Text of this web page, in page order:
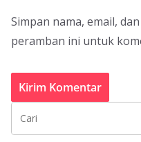
Simpan nama, email,
peramban ini untuk